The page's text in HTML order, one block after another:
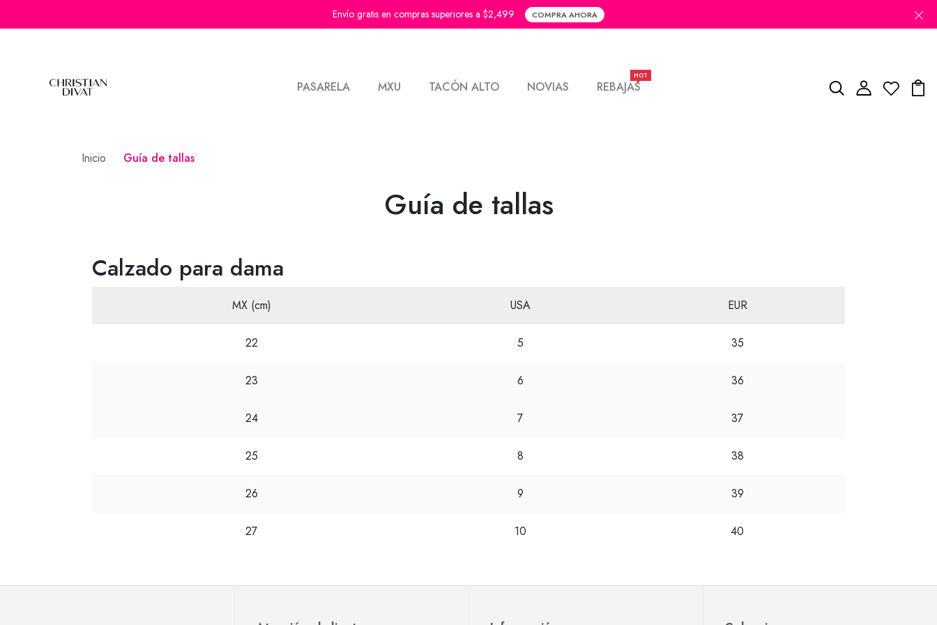
Envío gratis en compras superiores a $2,499 COMPRA AHORA
PASARELA MXU TACÓN ALTO NOVIAS REBAJAS
HOT
Inicio Guía de tallas
Guía de tallas
Calzado para dama
MX (cm) USA EUR
22 5 35
23 6 36
24 7 37
25 8 38
26 9 39
27 10 40